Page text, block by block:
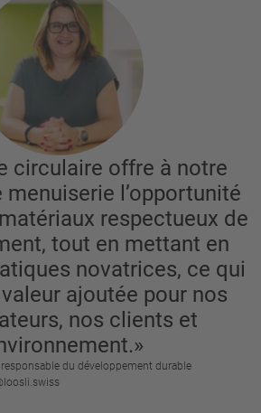
circulaire offre à notre
l’opportunité
respectueux de
tout en mettant en
novatrices, ce qui
ajoutée pour nos
nos clients et
, responsable du développement durable